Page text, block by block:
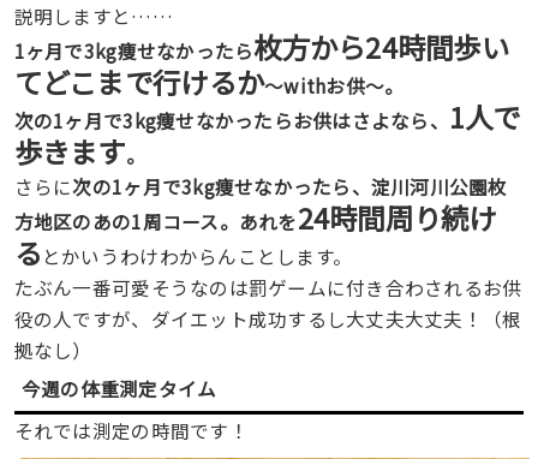
説明しますと……
1ヶ月で3kg痩せなかったら枚方から24時間歩い
てどこまで行けるか〜withお供〜。
次の1ヶ月で3kg痩せなかったらお供はさよなら、 1人で
歩きます。
さらに次の1ヶ月で3kg痩せなかったら、淀川河川公園枚
方地区のあの1周コース。あれを24時間周り続け
る とかいうわけわからんことします。
たぶん一番可愛そうなのは罰ゲームに付き合わされるお供
役の人ですが、ダイエット成功するし大丈夫大丈夫！（根
拠なし）
今週の体重測定タイム
それでは測定の時間です！